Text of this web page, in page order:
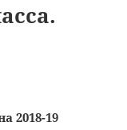
2018-19